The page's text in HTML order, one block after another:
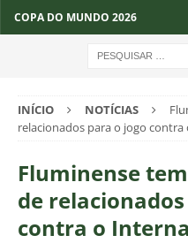
COPA DO MUNDO 2026
INÍCIO NOTÍCIAS
relacionados para o jogo
Fluminense
de
contra o